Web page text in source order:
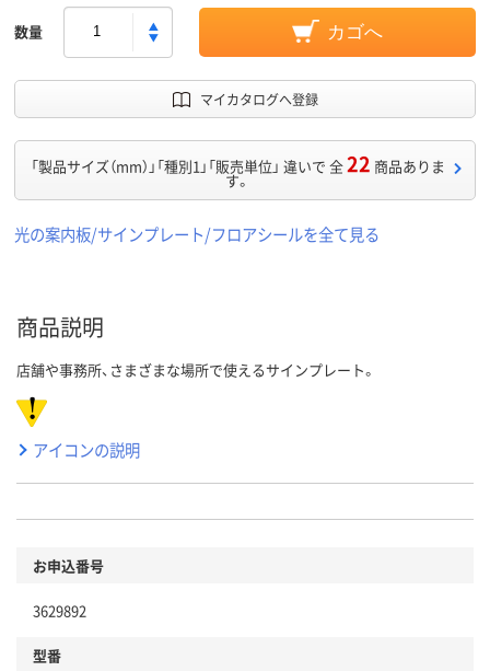
数量 カゴへ
マイカタログへ登録
「製品サイズ（mm）」「種別1」「販売単位」 違いで 全22 商品ありま
す。
光の案内板/サインプレート/フロアシールを全て見る
商品説明
店舗や事務所、さまざまな場所で使えるサインプレート。
アイコンの説明
お申込番号
3629892
型番